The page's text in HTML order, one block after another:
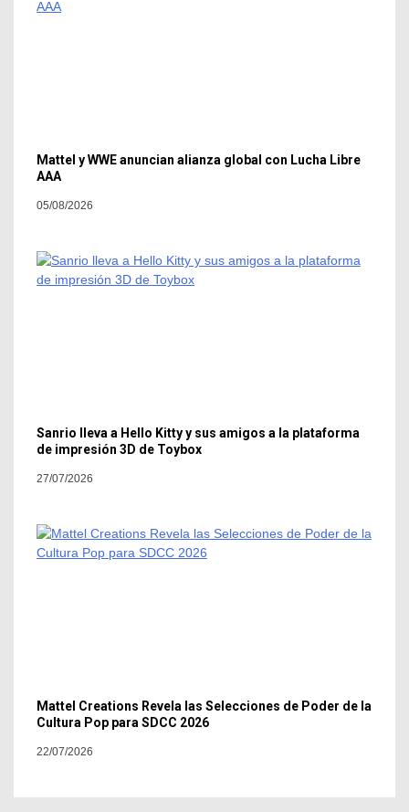
Mattel y WWE anuncian alianza global con Lucha Libre
AAA
05/08/2026
Sanrio lleva a Hello Kitty y sus amigos a la plataforma
de impresión 3D de Toybox
27/07/2026
Mattel Creations Revela las Selecciones de Poder de la
Cultura Pop para SDCC 2026
22/07/2026